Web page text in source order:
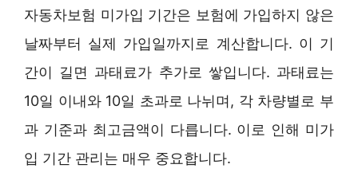
자동차보험 미가입 기간은 보험에 가입하지 않은
날짜부터 실제 가입일까지로 계산합니다. 이 기
간이 길면 과태료가 추가로 쌓입니다. 과태료는
10일 이내와 10일 초과로 나뉘며, 각 차량별로 부
과 기준과 최고금액이 다릅니다. 이로 인해 미가
입 기간 관리는 매우 중요합니다.